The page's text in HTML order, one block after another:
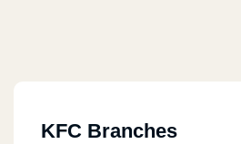
KFC Branches